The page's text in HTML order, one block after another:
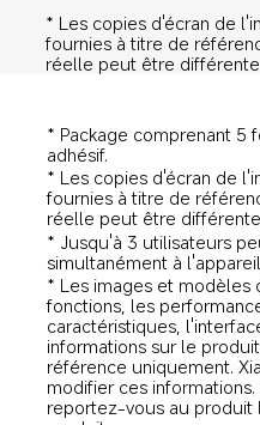
* Les copies d'écran de
fournies à titre de
réelle peut être
* Package comprenant 5
adhésif.
* Les copies d'écran de
fournies à titre de
réelle peut être
* Jusqu'à 3 utilisateurs
simultanément à
* Les images et
fonctions, les
caractéristiques,
informations sur le
référence uniquement.
modifier ces
reportez-vous au